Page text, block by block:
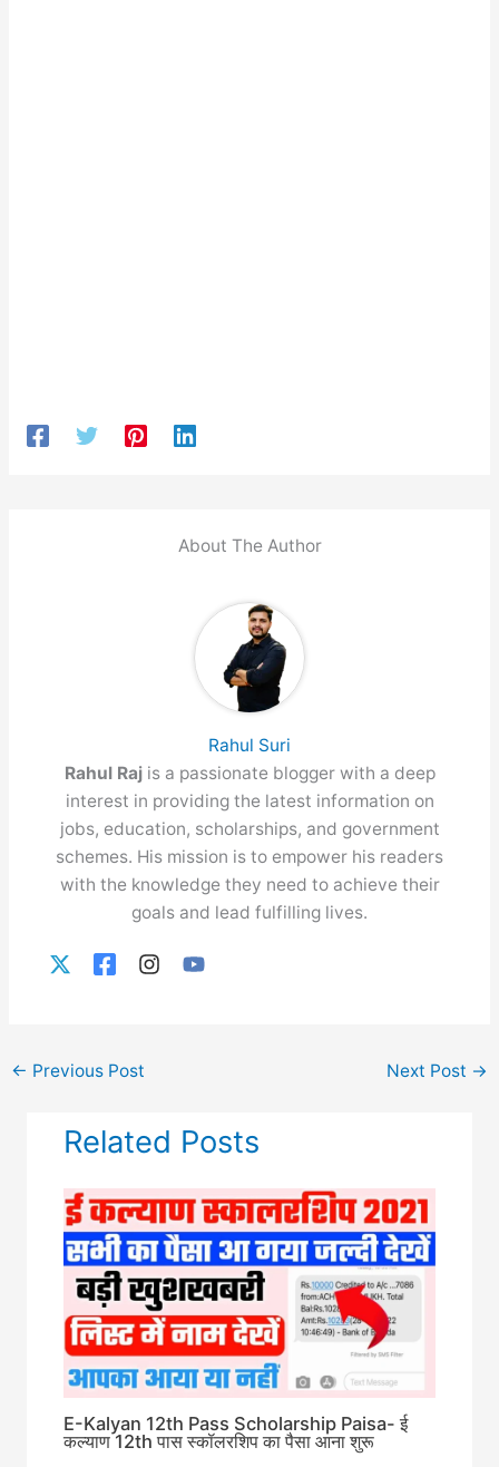
About The Author
Rahul Suri
Rahul Raj is a passionate blogger with a deep
interest in providing the latest information on
jobs, education, scholarships, and government
schemes. His mission is to empower his readers
with the knowledge they need to achieve their
goals and lead fulfilling lives.
← Previous Post Next Post →
Related Posts
E-Kalyan 12th Pass Scholarship Paisa- ई
कल्याण 12th पास स्कॉलरशिप का पैसा आना शुरू